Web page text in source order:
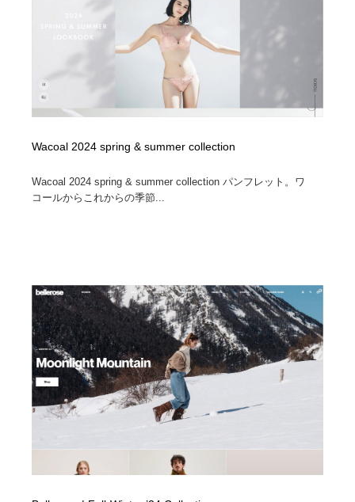
Wacoal 2024 spring & summer collection
Wacoal 2024 spring & summer collection パンフレット。ワ
コールからこれからの季節...